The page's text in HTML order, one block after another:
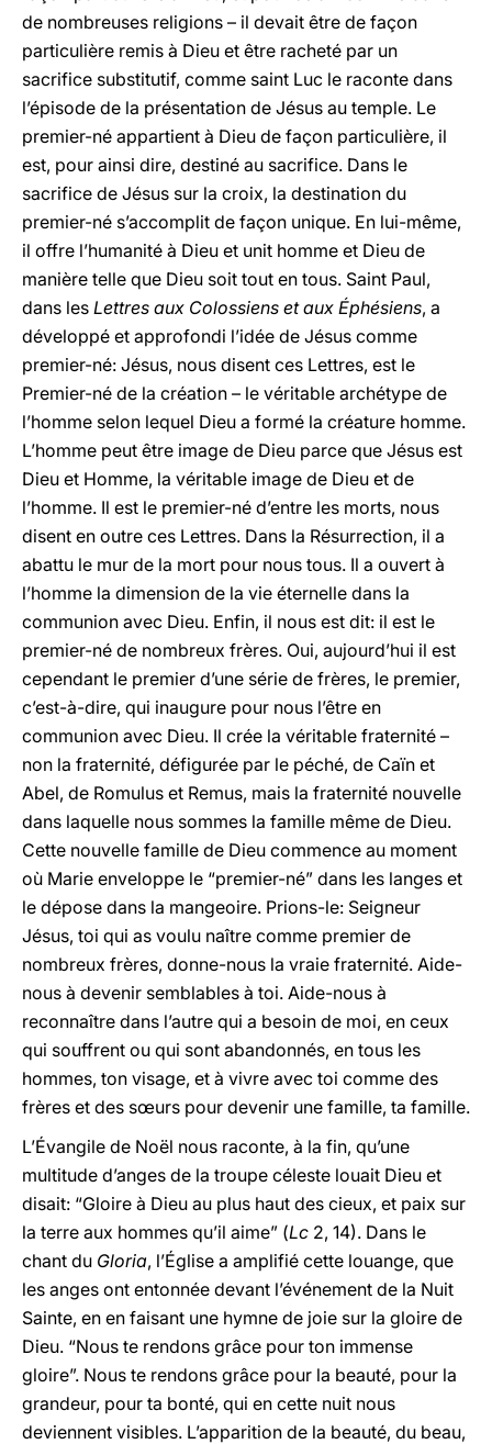
de nombreuses religions – il devait être de façon
particulière remis à Dieu et être racheté par un
sacrifice substitutif, comme saint Luc le raconte dans
l’épisode de la présentation de Jésus au temple. Le
premier-né appartient à Dieu de façon particulière, il
est, pour ainsi dire, destiné au sacrifice. Dans le
sacrifice de Jésus sur la croix, la destination du
premier-né s’accomplit de façon unique. En lui-même,
il offre l’humanité à Dieu et unit homme et Dieu de
manière telle que Dieu soit tout en tous. Saint Paul,
dans les Lettres aux Colossiens et aux Éphésiens, a
développé et approfondi l’idée de Jésus comme
premier-né: Jésus, nous disent ces Lettres, est le
Premier-né de la création – le véritable archétype de
l’homme selon lequel Dieu a formé la créature homme.
L’homme peut être image de Dieu parce que Jésus est
Dieu et Homme, la véritable image de Dieu et de
l’homme. Il est le premier-né d’entre les morts, nous
disent en outre ces Lettres. Dans la Résurrection, il a
abattu le mur de la mort pour nous tous. Il a ouvert à
l’homme la dimension de la vie éternelle dans la
communion avec Dieu. Enfin, il nous est dit: il est le
premier-né de nombreux frères. Oui, aujourd’hui il est
cependant le premier d’une série de frères, le premier,
c’est-à-dire, qui inaugure pour nous l’être en
communion avec Dieu. Il crée la véritable fraternité –
non la fraternité, défigurée par le péché, de Caïn et
Abel, de Romulus et Remus, mais la fraternité nouvelle
dans laquelle nous sommes la famille même de Dieu.
Cette nouvelle famille de Dieu commence au moment
où Marie enveloppe le “premier-né” dans les langes et
le dépose dans la mangeoire. Prions-le: Seigneur
Jésus, toi qui as voulu naître comme premier de
nombreux frères, donne-nous la vraie fraternité. Aide-
nous à devenir semblables à toi. Aide-nous à
reconnaître dans l’autre qui a besoin de moi, en ceux
qui souffrent ou qui sont abandonnés, en tous les
hommes, ton visage, et à vivre avec toi comme des
frères et des sœurs pour devenir une famille, ta famille.
L’Évangile de Noël nous raconte, à la fin, qu’une
multitude d’anges de la troupe céleste louait Dieu et
disait: “Gloire à Dieu au plus haut des cieux, et paix sur
la terre aux hommes qu’il aime” (Lc 2, 14). Dans le
chant du Gloria, l’Église a amplifié cette louange, que
les anges ont entonnée devant l’événement de la Nuit
Sainte, en en faisant une hymne de joie sur la gloire de
Dieu. “Nous te rendons grâce pour ton immense
gloire”. Nous te rendons grâce pour la beauté, pour la
grandeur, pour ta bonté, qui en cette nuit nous
deviennent visibles. L’apparition de la beauté, du beau,